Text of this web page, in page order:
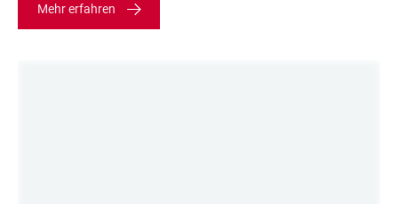
haben.
Mehr erfahren